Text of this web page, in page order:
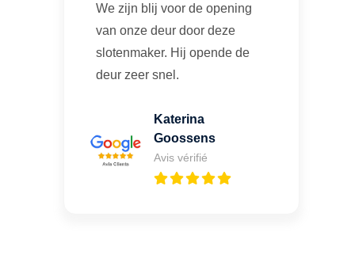
We zijn blij voor de opening
van onze deur door deze
slotenmaker. Hij opende de
deur zeer snel.
Katerina
Goossens
Avis vérifié